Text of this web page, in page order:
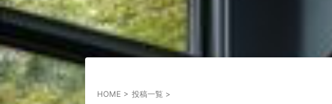
HOME > 投稿一覧 >